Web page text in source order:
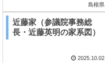
島根県
近藤家（参議院事務総
長・近藤英明の家系図）
2025.10.02